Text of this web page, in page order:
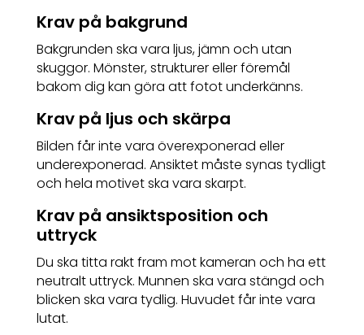
Krav på bakgrund
Bakgrunden ska vara ljus, jämn och utan
skuggor. Mönster, strukturer eller föremål
bakom dig kan göra att fotot underkänns.
Krav på ljus och skärpa
Bilden får inte vara överexponerad eller
underexponerad. Ansiktet måste synas tydligt
och hela motivet ska vara skarpt.
Krav på ansiktsposition och
uttryck
Du ska titta rakt fram mot kameran och ha ett
neutralt uttryck. Munnen ska vara stängd och
blicken ska vara tydlig. Huvudet får inte vara
lutat.